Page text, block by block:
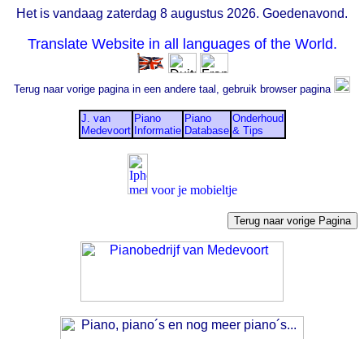
Het is vandaag zaterdag 8 augustus 2026. Goedenavond.
Translate Website in all languages of the World.
Terug naar vorige pagina in een andere taal, gebruik browser pagina
J. van
Medevoort
Piano
Informatie
Piano
Database
Onderhoud
& Tips
voor je mobieltje